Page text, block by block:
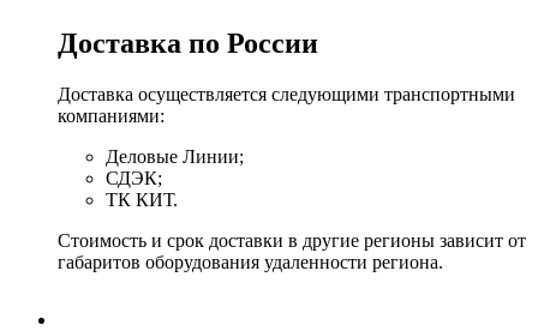
Доставка по России
Доставка осуществляется следующими транспортными
компаниями:
Деловые Линии;
СДЭК;
ТК КИТ.
Стоимость и срок доставки в другие регионы зависит от
габаритов оборудования удаленности региона.